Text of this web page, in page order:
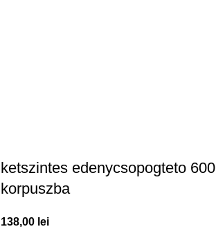
ketszintes edenycsopogteto 600
korpuszba
138,00 lei